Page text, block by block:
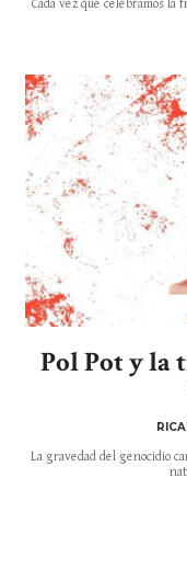
Cada vez que celebramos la
Pol Pot y la
La gravedad del genocidio